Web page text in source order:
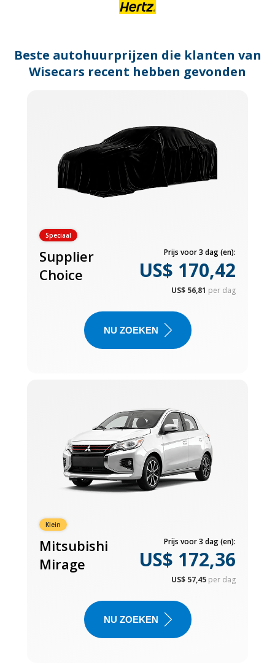
dates.
Beste autohuurprijzen die klanten van
Wisecars recent hebben gevonden
Speciaal
Supplier
Choice
Prijs voor 3 dag (en):
US$ 170,42
US$ 56,81 per dag
NU ZOEKEN
Klein
Mitsubishi
Mirage
Prijs voor 3 dag (en):
US$ 172,36
US$ 57,45 per dag
NU ZOEKEN